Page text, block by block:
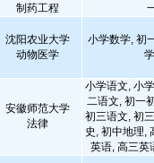
制药工程
沈阳农业大学
动物医学
小学数学, 初
安徽师范大学
法律
小学语文, 小
二语文, 初一
初三语文, 初
史, 初中地理,
英语, 高三英